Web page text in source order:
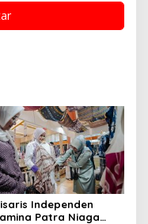
Independen
Patra Niaga